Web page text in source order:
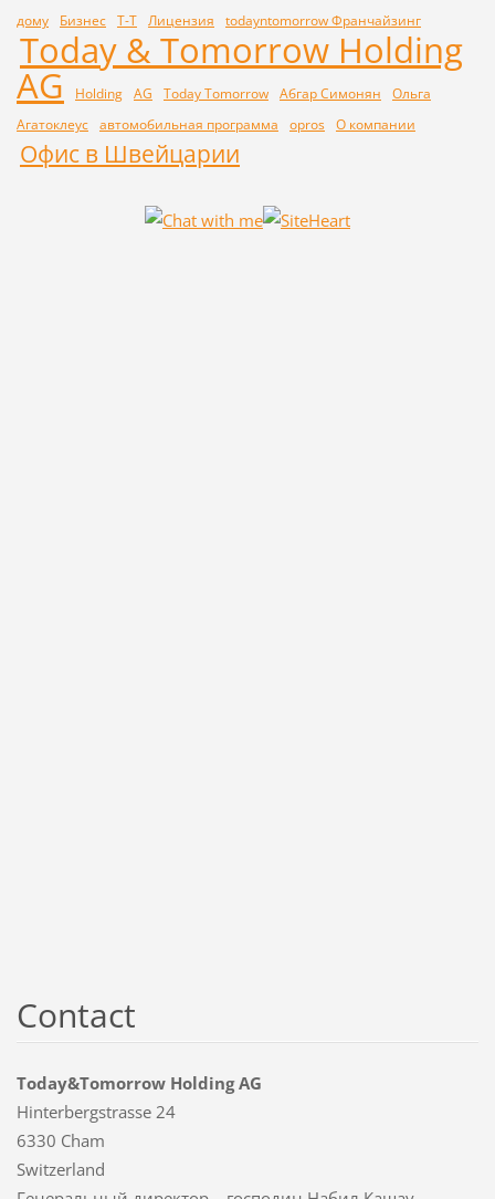
дому
Бизнес Т-Т Лицензия todayntomorrow Франчайзинг
Today & Tomorrow Holding
AG Holding AG Today Tomorrow Абгар Симонян
Ольга
Агатоклеус автомобильная программа opros О компании
Офис в Швейцарии
Contact
Today&Tomorrow Holding AG
Hinterbergstrasse 24
6330 Cham
Switzerland